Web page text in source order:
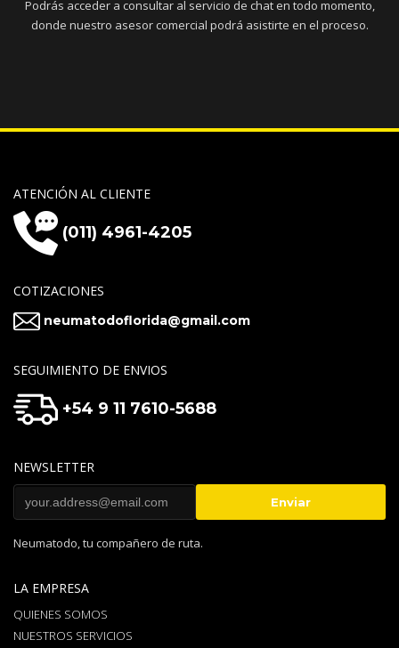
Podrás acceder a consultar al servicio de chat en todo momento,
donde nuestro asesor comercial podrá asistirte en el proceso.
ATENCIÓN AL CLIENTE
(011) 4961-4205
COTIZACIONES
neumatodoflorida@gmail.com
SEGUIMIENTO DE ENVIOS
+54 9 11 7610-5688
NEWSLETTER
Neumatodo, tu compañero de ruta.
LA EMPRESA
QUIENES SOMOS
NUESTROS SERVICIOS